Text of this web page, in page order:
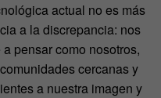
actual no es más
a la discrepancia: nos
pensar como nosotros,
cercanas y
a nuestra imagen y